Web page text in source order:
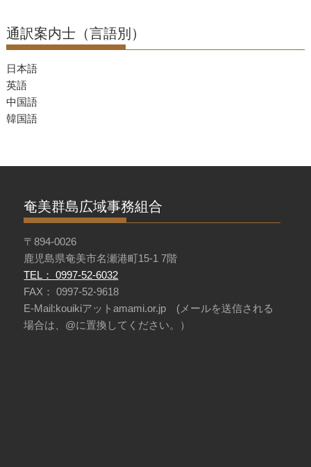
通訳案内士（言語別）
日本語
英語
中国語
韓国語
奄美群島広域事務組合
〒894-0026
鹿児島県奄美市名瀬港町15-1 7階
TEL： 0997-52-6032
FAX： 0997-52-9618
E-Mail:kouikiアットamami.or.jp (メールを送信される
場合は、@に置換してください。）